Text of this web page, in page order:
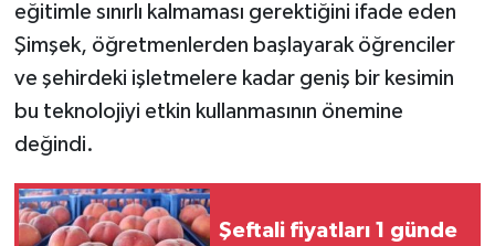
eğitimle sınırlı kalmaması gerektiğini ifade eden
Şimşek, öğretmenlerden başlayarak öğrenciler
ve şehirdeki işletmelere kadar geniş bir kesimin
bu teknolojiyi etkin kullanmasının önemine
değindi.
Şeftali fiyatları 1 günde